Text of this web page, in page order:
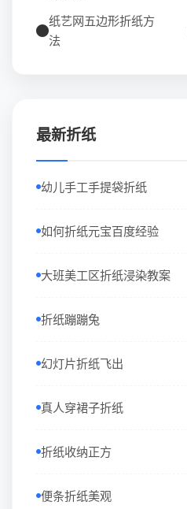
纸艺网五边形折纸方
法
最新折纸
幼儿手工手提袋折纸
如何折纸元宝百度经验
大班美工区折纸浸染教案
折纸蹦蹦兔
幻灯片折纸飞出
真人穿裙子折纸
折纸收纳正方
便条折纸美观